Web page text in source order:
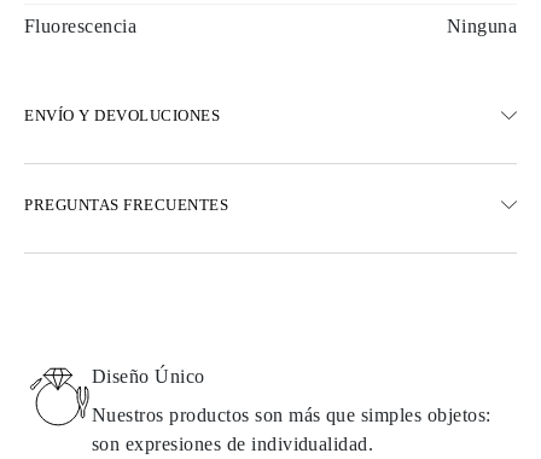
Fluorescencia Ninguna
ENVÍO Y DEVOLUCIONES
Opciones de entrega exprés también están disponibles
Detalles sobre métodos de envío, costos y tiempos de entrega se
pueden encontrar en laspreguntas frecuentes sobre la entrega
PREGUNTAS FRECUENTES
Diseño Único
Nuestros productos son más que simples objetos:
son expresiones de individualidad.